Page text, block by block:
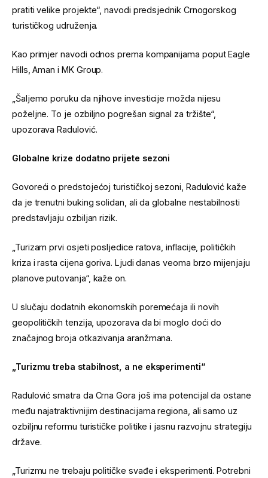
pratiti velike projekte“, navodi predsjednik Crnogorskog
turističkog udruženja.
Kao primjer navodi odnos prema kompanijama poput Eagle
Hills, Aman i MK Group.
„Šaljemo poruku da njihove investicije možda nijesu
poželjne. To je ozbiljno pogrešan signal za tržište“,
upozorava Radulović.
Globalne krize dodatno prijete sezoni
Govoreći o predstojećoj turističkoj sezoni, Radulović kaže
da je trenutni buking solidan, ali da globalne nestabilnosti
predstavljaju ozbiljan rizik.
„Turizam prvi osjeti posljedice ratova, inflacije, političkih
kriza i rasta cijena goriva. Ljudi danas veoma brzo mijenjaju
planove putovanja“, kaže on.
U slučaju dodatnih ekonomskih poremećaja ili novih
geopolitičkih tenzija, upozorava da bi moglo doći do
značajnog broja otkazivanja aranžmana.
„Turizmu treba stabilnost, a ne eksperimenti“
Radulović smatra da Crna Gora još ima potencijal da ostane
među najatraktivnijim destinacijama regiona, ali samo uz
ozbiljnu reformu turističke politike i jasnu razvojnu strategiju
države.
„Turizmu ne trebaju političke svađe i eksperimenti. Potrebni